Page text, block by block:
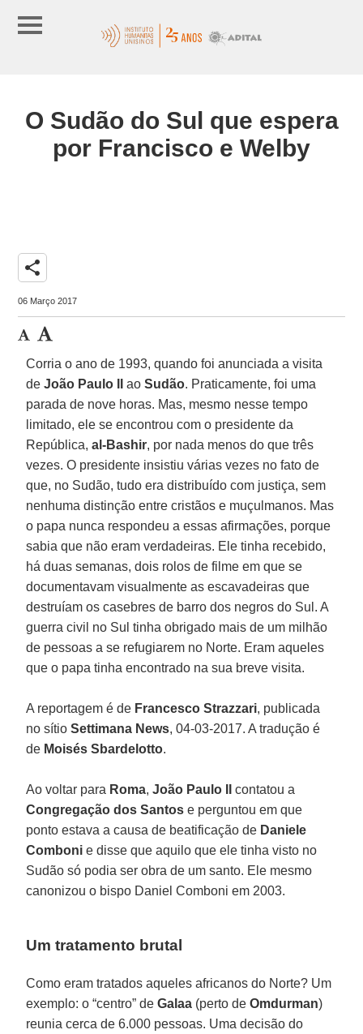
O Sudão do Sul que espera
por Francisco e Welby
share
06 Março 2017
Corria o ano de 1993, quando foi anunciada a visita
deJoão Paulo II aoSudão. Praticamente, foi uma
parada de nove horas. Mas, mesmo nesse tempo
limitado, ele se encontrou com o presidente da
República,al-Bashir, por nada menos do que três
vezes. O presidente insistiu várias vezes no fato de
que, no Sudão, tudo era distribuído com justiça, sem
nenhuma distinção entre cristãos e muçulmanos. Mas
o papa nunca respondeu a essas afirmações, porque
sabia que não eram verdadeiras. Ele tinha recebido,
há duas semanas, dois rolos de filme em que se
documentavam visualmente as escavadeiras que
destruíam os casebres de barro dos negros do Sul. A
guerra civil no Sul tinha obrigado mais de um milhão
de pessoas a se refugiarem no Norte. Eram aqueles
que o papa tinha encontrado na sua breve visita.
A reportagem é de Francesco Strazzari, publicada
no sítioSettimana News, 04-03-2017. A tradução é
de Moisés Sbardelotto.
Ao voltar para Roma,João Paulo II
contatou a
Congregação dos Santos e perguntou em que
ponto estava a causa de beatificação de Daniele
Comboni e disse que aquilo que ele tinha visto no
Sudão só podia ser obra de um santo. Ele mesmo
canonizou o bispo Daniel Comboni em 2003.
Um tratamento brutal
Como eram tratados aqueles africanos do Norte? Um
exemplo: o “centro” deGalaa (perto deOmdurman)
reunia cerca de 6.000 pessoas. Uma decisão do